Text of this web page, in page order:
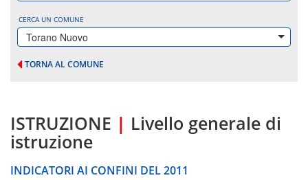
CERCA UN COMUNE
Torano Nuovo
TORNA AL COMUNE
ISTRUZIONE | Livello generale di
istruzione
INDICATORI AI CONFINI DEL 2011